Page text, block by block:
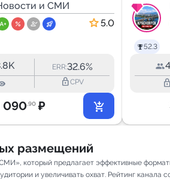
|
и СМИ
5.0
ERR:32.6%
lock_outlineCPV
090.90 ₽
52.3
lock_outline
размещений
который предлагает эффективные
и увеличивать охват. Рейтинг канала